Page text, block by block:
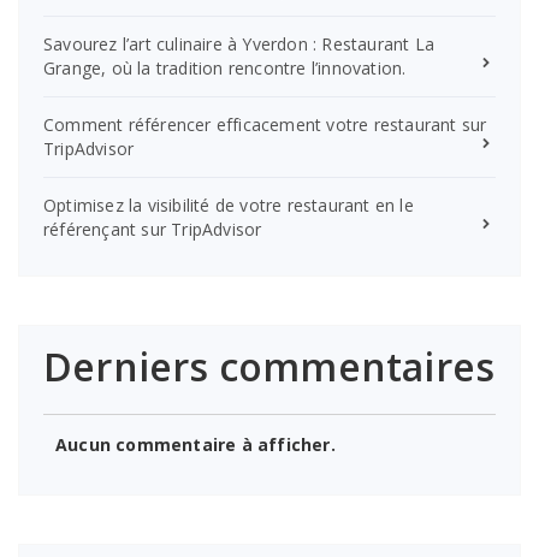
Savourez l’art culinaire à Yverdon : Restaurant La
Grange, où la tradition rencontre l’innovation.
Comment référencer efficacement votre restaurant sur
TripAdvisor
Optimisez la visibilité de votre restaurant en le
référençant sur TripAdvisor
Derniers commentaires
Aucun commentaire à afficher.